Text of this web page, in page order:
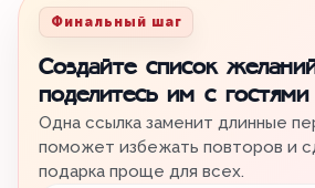
Финальный шаг
Создайте список
поделитесь им с гостями
Одна ссылка заменит длинные
поможет избежать повторов и
подарка проще для всех.